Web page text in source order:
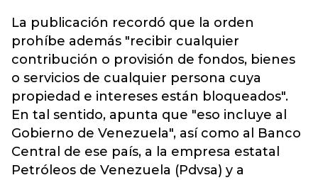
La publicación recordó que la orden
prohíbe además "recibir cualquier
contribución o provisión de fondos, bienes
o servicios de cualquier persona cuya
propiedad e intereses están bloqueados".
En tal sentido, apunta que "eso incluye al
Gobierno de Venezuela", así como al Banco
Central de ese país, a la empresa estatal
Petróleos de Venezuela (Pdvsa) y a